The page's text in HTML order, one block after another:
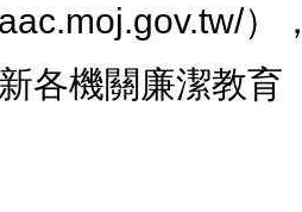
）
各機關廉潔教育